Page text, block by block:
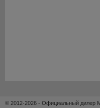
© 2012-2026 - Официальный дилер